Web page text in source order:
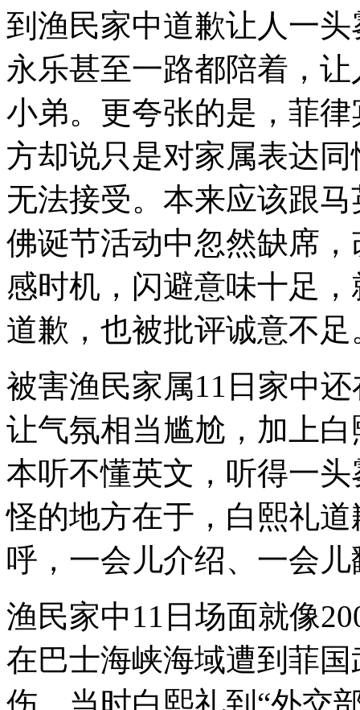
到渔民家中道歉让人一
永乐甚至一路都陪着，
小弟。更夸张的是，菲
方却说只是对家属表达
无法接受。本来应该跟
佛诞节活动中忽然缺席
感时机，闪避意味十足
道歉，也被批评诚意不足
被害渔民家属11日家中
让气氛相当尴尬，加上
本听不懂英文，听得一
怪的地方在于，白熙礼
呼，一会儿介绍、一会儿
渔民家中11日场面就像
在巴士海峡海域遭到菲
伤，当时白熙礼到“外交